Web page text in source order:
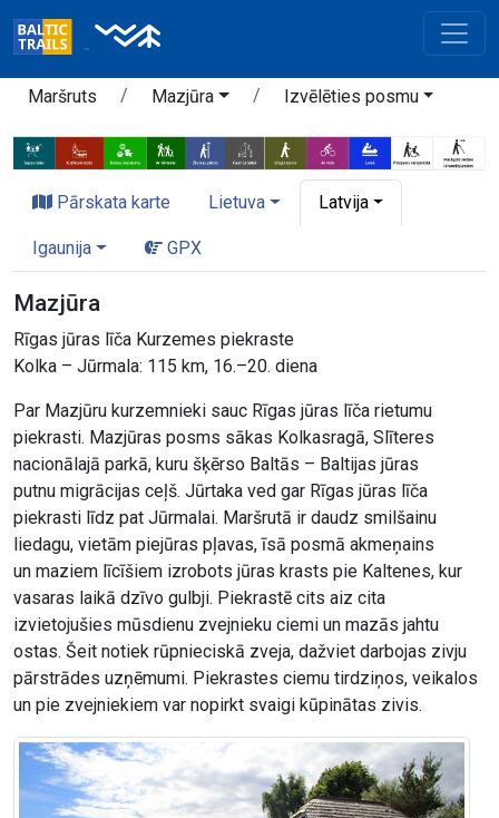
Maršruts Mazjūra Izvēlēties posmu
Pārskata karte Lietuva Latvija
Igaunija GPX
Mazjūra
Rīgas jūras līča Kurzemes piekraste
Kolka – Jūrmala: 115 km, 16.–20. diena
Par Mazjūru kurzemnieki sauc Rīgas jūras līča rietumu
piekrasti. Mazjūras posms sākas Kolkasragā, Slīteres
nacionālajā parkā, kuru šķērso Baltās – Baltijas jūras
putnu migrācijas ceļš. Jūrtaka ved gar Rīgas jūras līča
piekrasti līdz pat Jūrmalai. Maršrutā ir daudz smilšainu
liedagu, vietām piejūras pļavas, īsā posmā akmeņains
un maziem līcīšiem izrobots jūras krasts pie Kaltenes, kur
vasaras laikā dzīvo gulbji. Piekrastē cits aiz cita
izvietojušies mūsdienu zvejnieku ciemi un mazās jahtu
ostas. Šeit notiek rūpnieciskā zveja, dažviet darbojas zivju
pārstrādes uzņēmumi. Piekrastes ciemu tirdziņos, veikalos
un pie zvejniekiem var nopirkt svaigi kūpinātas zivis.